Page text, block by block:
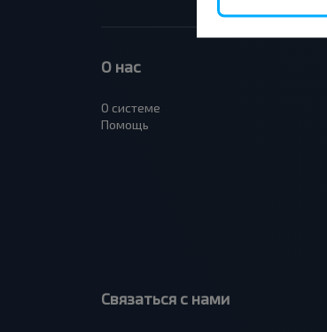
О нас
О системе
Помощь
Связаться с нами